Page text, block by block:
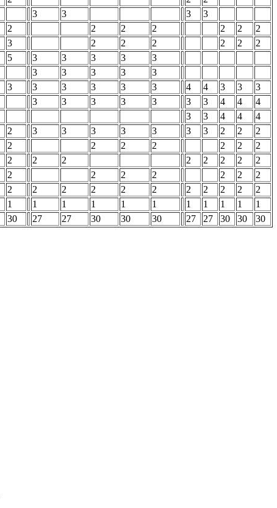
3 3 3
3
2 2 2 2 2 2
2
3 2 2 2 2 2
2
5 3 3 3 3
3
3 3 3 3
3
3 3 3 3 3 3 4 4 3 3
3
3 3 3 3 3 3 3 4 4
4
3 3 4 4
4
2 3 3 3 3 3 3 3 2 2
2
2 2 2 2 2 2
2
2 2 2 2 2 2 2
2
2 2 2 2 2 2
2
2 2 2 2 2 2 2 2 2 2
2
1 1 1 1 1 1 1 1 1 1
1
30 27 27 30 30 30 27 27 30 30 30